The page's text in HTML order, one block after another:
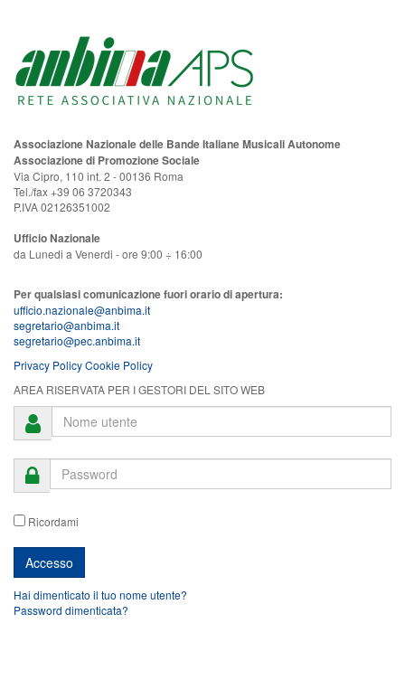
Associazione Nazionale delle Bande Italiane Musicali Autonome
Associazione di Promozione Sociale
Via Cipro, 110 int. 2 - 00136 Roma
Tel./fax +39 06 3720343
P.IVA 02126351002
Ufficio Nazionale
da Lunedi a Venerdi - ore 9:00 ÷ 16:00
Per qualsiasi comunicazione fuori orario di apertura:
ufficio.nazionale@anbima.it
segretario@anbima.it
segretario@pec.anbima.it
Privacy PolicyCookie Policy
AREA RISERVATA PER I GESTORI DEL SITO WEB
Ricordami
Hai dimenticato il tuo nome utente?
Password dimenticata?